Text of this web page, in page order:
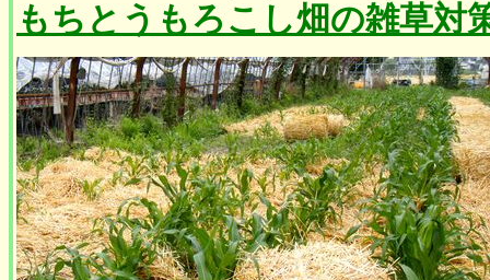
もちとうもろこし畑の雑草対